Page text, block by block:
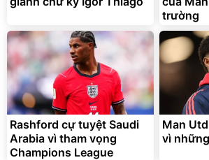
Đã bán
trường
Rashford cự tuyệt Saudi
Arabia vì tham vọng
Champions League
Man
vì